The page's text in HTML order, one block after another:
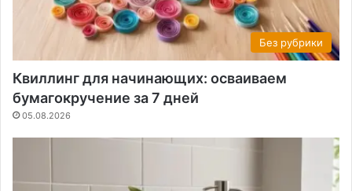
Без рубрики
Квиллинг для начинающих: осваиваем
бумагокручение за 7 дней
05.08.2026